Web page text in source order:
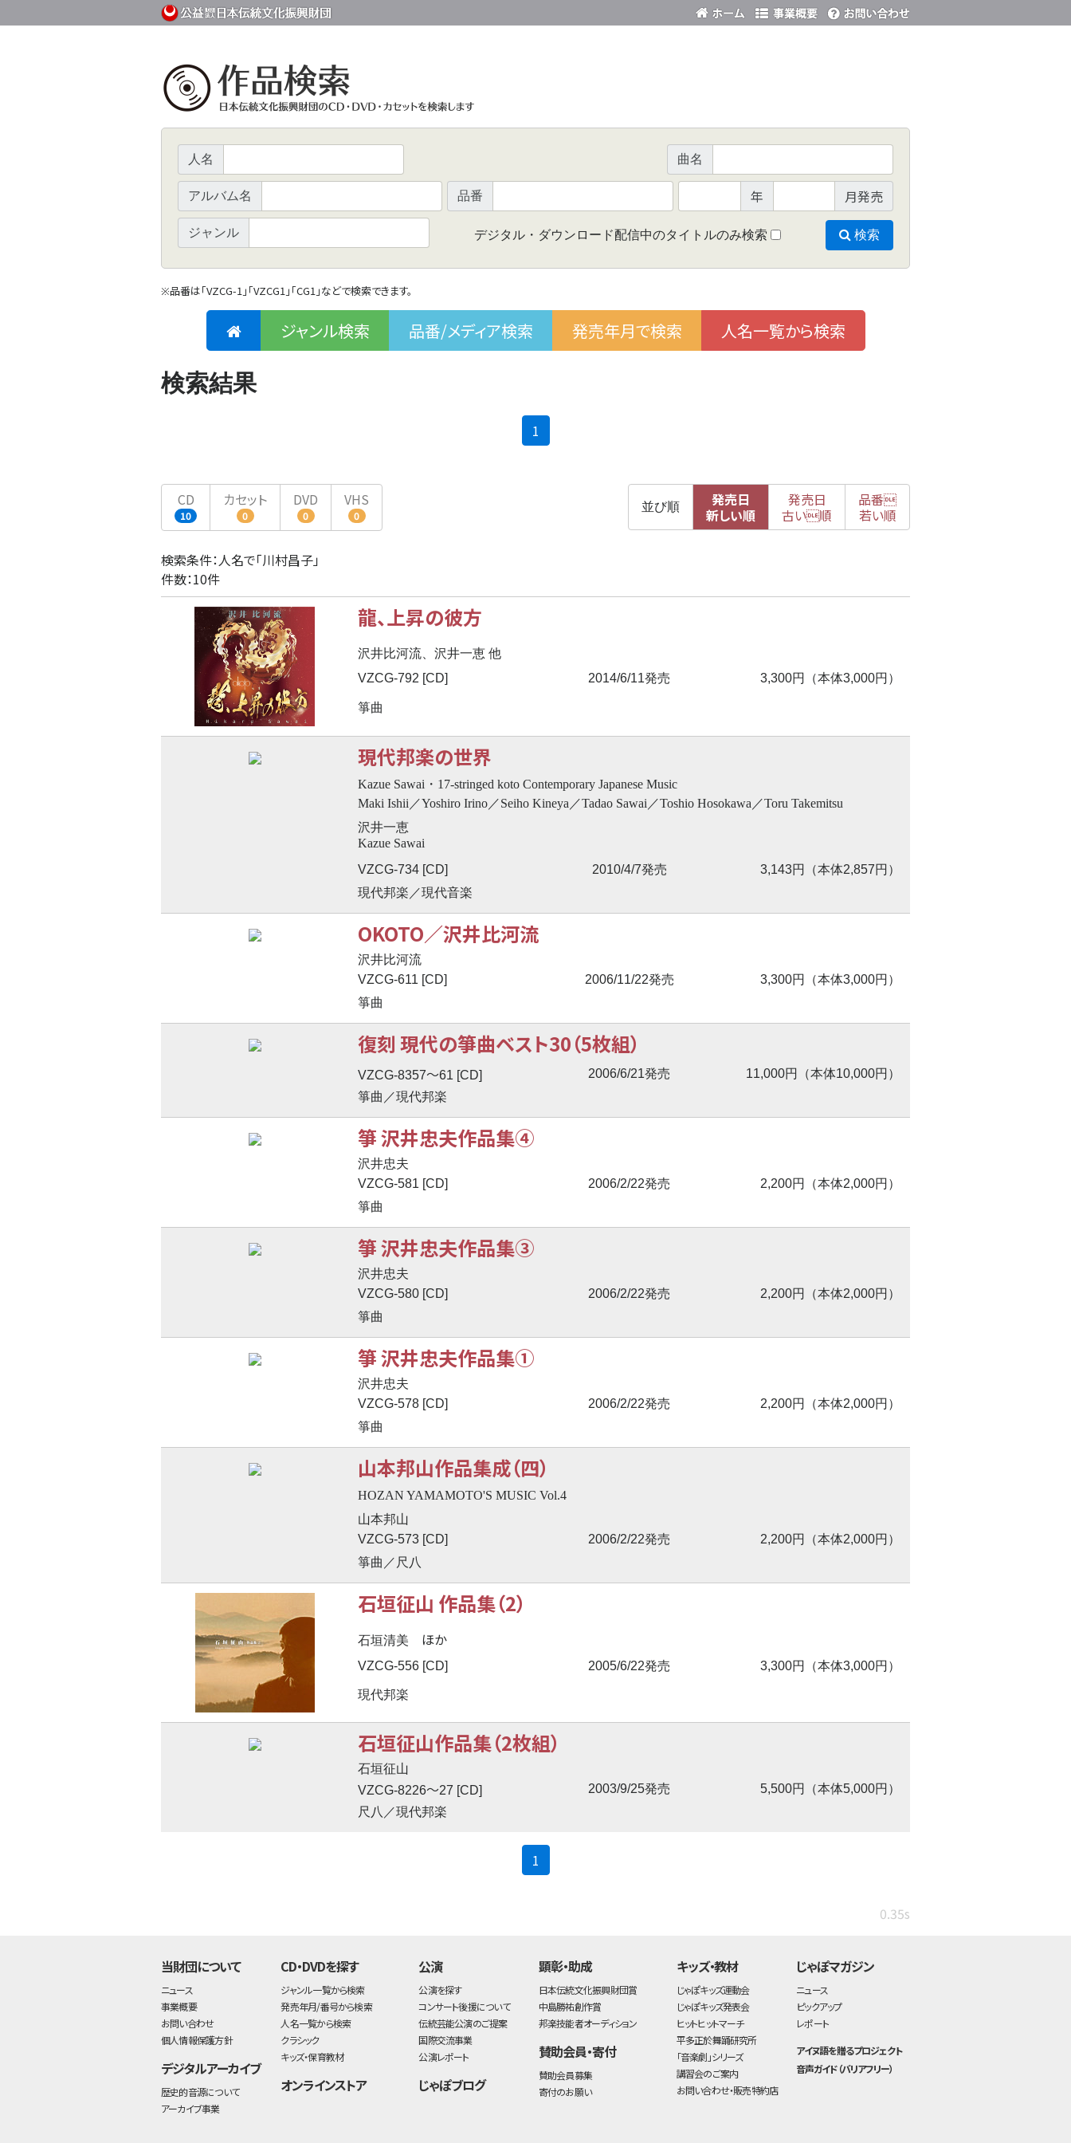
人名 曲名
アルバム名 品番 年 月発売
ジャンル デジタル・ダウンロード配信中のタイトルのみ検索 検索
※品番は「VZCG-1」「VZCG1」「CG1」などで検索できます。
ジャンル検索 品番/メディア検索 発売年月で検索 人名一覧から検索
検索結果
1
CD
10
カセット
0
DVD
0
VHS
0
並び順
発売日
新しい順
発売日
古い順
品番
若い順
検索条件：人名で「川村昌子」
件数：10件
龍、上昇の彼方
沢井比河流、沢井一恵 他
VZCG-792 [CD]
2014/6/11発売 3,300円（本体3,000円）
箏曲
現代邦楽の世界
Kazue Sawai・17-stringed koto Contemporary Japanese Music
Maki Ishii／Yoshiro Irino／Seiho Kineya／Tadao Sawai／Toshio Hosokawa／Toru Takemitsu
沢井一恵
Kazue Sawai
VZCG-734 [CD]
2010/4/7発売
3,143円（本体2,857円）
現代邦楽／現代音楽
OKOTO／沢井比河流
沢井比河流
VZCG-611 [CD]
2006/11/22発売
3,300円（本体3,000円）
箏曲
復刻 現代の箏曲ベスト30（5枚組）
VZCG-8357〜61 [CD] 2006/6/21発売
11,000円（本体10,000円）
箏曲／現代邦楽
箏 沢井忠夫作品集④
沢井忠夫
VZCG-581 [CD]
2006/2/22発売
2,200円（本体2,000円）
箏曲
箏 沢井忠夫作品集③
沢井忠夫
VZCG-580 [CD]
2006/2/22発売
2,200円（本体2,000円）
箏曲
箏 沢井忠夫作品集①
沢井忠夫
VZCG-578 [CD]
2006/2/22発売
2,200円（本体2,000円）
箏曲
山本邦山作品集成（四）
HOZAN YAMAMOTO'S MUSIC Vol.4
山本邦山
VZCG-573 [CD]
2006/2/22発売
2,200円（本体2,000円）
箏曲／尺八
石垣征山 作品集（2）
石垣清美 ほか
VZCG-556 [CD] 2005/6/22発売 3,300円（本体3,000円）
現代邦楽
石垣征山作品集（2枚組）
石垣征山
VZCG-8226〜27 [CD] 2003/9/25発売
5,500円（本体5,000円）
尺八／現代邦楽
1
0.35s
当財団について
ニュース
事業概要
お問い合わせ
個人情報保護方針
デジタルアーカイブ
歴史的音源について
アーカイブ事業
CD・DVDを探す
ジャンル一覧から検索
発売年月/番号から検索
人名一覧から検索
クラシック
キッズ・保育教材
オンラインストア
公演
公演を探す
コンサート後援について
伝統芸能公演のご提案
国際交流事業
公演レポート
じゃぽブログ
顕彰・助成
日本伝統文化振興財団賞
中島勝祐創作賞
邦楽技能者オーディション
賛助会員・寄付
賛助会員募集
寄付のお願い
キッズ・教材
じゃぽキッズ運動会
じゃぽキッズ発表会
ヒットヒットマーチ
平多正於舞踊研究所
「音楽劇」シリーズ
講習会のご案内
お問い合わせ・販売特約店
じゃぽマガジン
ニュース
ピックアップ
レポート
アイヌ語を贈るプロジェクト
音声ガイド（バリアフリー）